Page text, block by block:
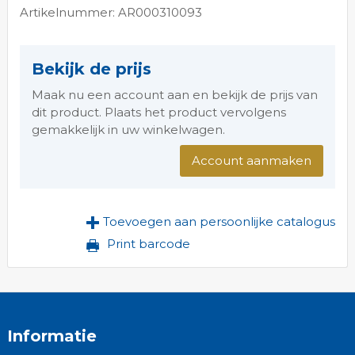
Artikelnummer: AR000310093
Bekijk de prijs
Maak nu een account aan en bekijk de prijs van
dit product. Plaats het product vervolgens
gemakkelijk in uw winkelwagen.
Account aanmaken
Toevoegen aan persoonlijke catalogus
Print barcode
Informatie